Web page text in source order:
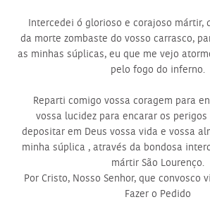
Intercedei ó glorioso e corajoso mártir,
da morte zombaste do vosso carrasco,
as minhas súplicas, eu que me vejo
pelo fogo do inferno.
Reparti comigo vossa coragem para
vossa lucidez para encarar os
depositar em Deus vossa vida e vossa
minha súplica , através da bondosa
mártir São Lourenço.
Por Cristo, Nosso Senhor, que convosco
Fazer o Pedido